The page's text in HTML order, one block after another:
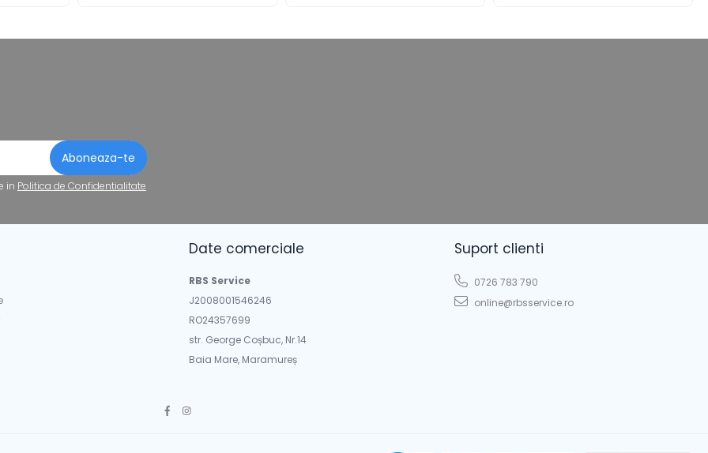
in Politica de Confidentialitate
Date comerciale
RBS Service
J2008001546246
RO24357699
str. George Coșbuc, Nr.14
Baia Mare, Maramureș
Suport clienti
0726 783 790
online@rbsservice.ro